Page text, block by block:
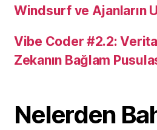
Windsurf ve Ajanların
Vibe Coder #2.2:
Zekanın Bağlam
Nelerden